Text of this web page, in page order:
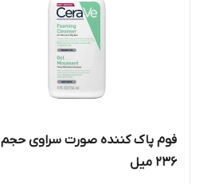
فوم پاک کننده صورت سراوی حجم
236 میل